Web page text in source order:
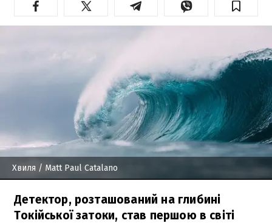
Хвиля / Matt Paul Catalano
Детектор, розташований на глибині
Токійської затоки, став першою в світі